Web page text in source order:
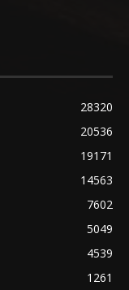
28320
20536
19171
14563
7602
5049
4539
1261